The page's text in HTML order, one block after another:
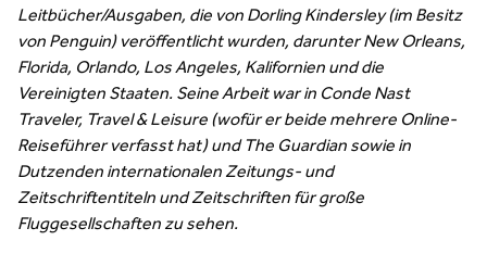
Leitbücher/Ausgaben, die von Dorling Kindersley (im Besitz
von Penguin) veröffentlicht wurden, darunter New Orleans,
Florida, Orlando, Los Angeles, Kalifornien und die
Vereinigten Staaten. Seine Arbeit war in Conde Nast
Traveler, Travel & Leisure (wofür er beide mehrere Online-
Reiseführer verfasst hat) und The Guardian sowie in
Dutzenden internationalen Zeitungs- und
Zeitschriftentiteln und Zeitschriften für große
Fluggesellschaften zu sehen.